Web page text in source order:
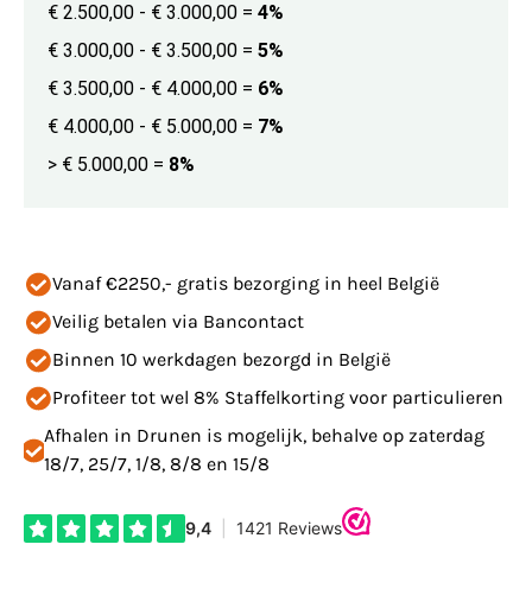
€ 2.500,00 - € 3.000,00 = 4%
€ 3.000,00 - € 3.500,00 = 5%
€ 3.500,00 - € 4.000,00 = 6%
€ 4.000,00 - € 5.000,00 = 7%
> € 5.000,00 = 8%
Vanaf €2250,- gratis bezorging in heel België
Veilig betalen via Bancontact
Binnen 10 werkdagen bezorgd in België
Profiteer tot wel 8% Staffelkorting voor particulieren
Afhalen in Drunen is mogelijk, behalve op zaterdag
18/7, 25/7, 1/8, 8/8 en 15/8